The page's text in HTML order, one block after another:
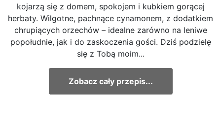
kojarzą się z domem, spokojem i kubkiem gorącej
herbaty. Wilgotne, pachnące cynamonem, z dodatkiem
chrupiących orzechów – idealne zarówno na leniwe
popołudnie, jak i do zaskoczenia gości. Dziś podzielę
się z Tobą moim...
Zobacz cały przepis...